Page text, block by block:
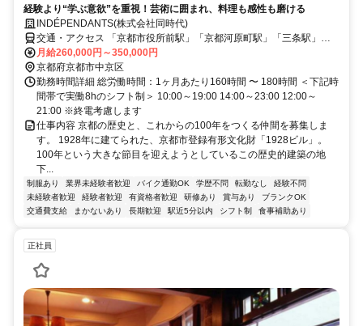
経験より“学ぶ意欲”を重視！芸術に囲まれ、料理も感性も磨ける
INDÉPENDANTS(株式会社同時代)
交通・アクセス 「京都市役所前駅」「京都河原町駅」「三条駅」よ
り徒歩5分 ※バイク通勤可
月給260,000円～350,000円
京都府京都市中京区
勤務時間詳細 総労働時間：1ヶ月あたり160時間 〜 180時間 ＜下記時
間帯で実働8hのシフト制＞ 10:00～19:00 14:00～23:00 12:00～
21:00 ※終電考慮します
仕事内容 京都の歴史と、これからの100年をつくる仲間を募集しま
す。 1928年に建てられた、京都市登録有形文化財「1928ビル」。
100年という大きな節目を迎えようとしているこの歴史的建築の地
下...
制服あり 業界未経験者歓迎 バイク通勤OK 学歴不問 転勤なし
経験不問
未経験者歓迎
経験者歓迎 有資格者歓迎 研修あり 賞与あり
ブランクOK
交通費支給
まかないあり 長期歓迎 駅近5分以内 シフト制 食事補助あり
正社員